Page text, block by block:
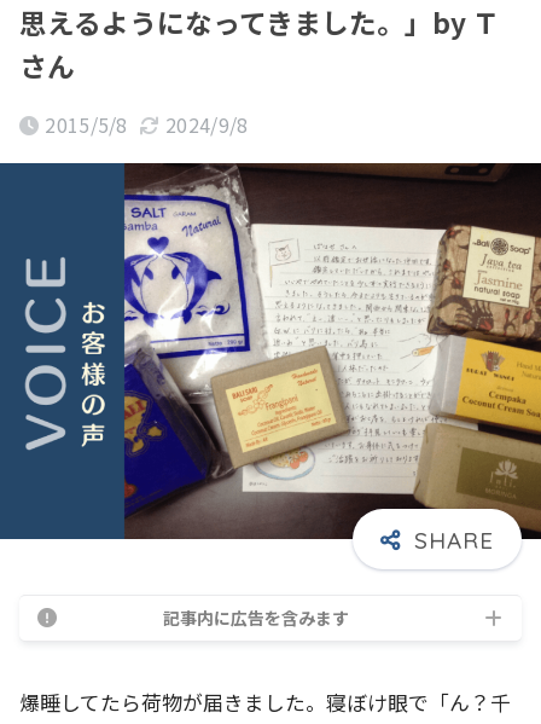
思えるようになってきました。」by Ｔ
さん
2015/5/8 2024/9/8
記事内に広告を含みます
爆睡してたら荷物が届きました。寝ぼけ眼で「ん？千